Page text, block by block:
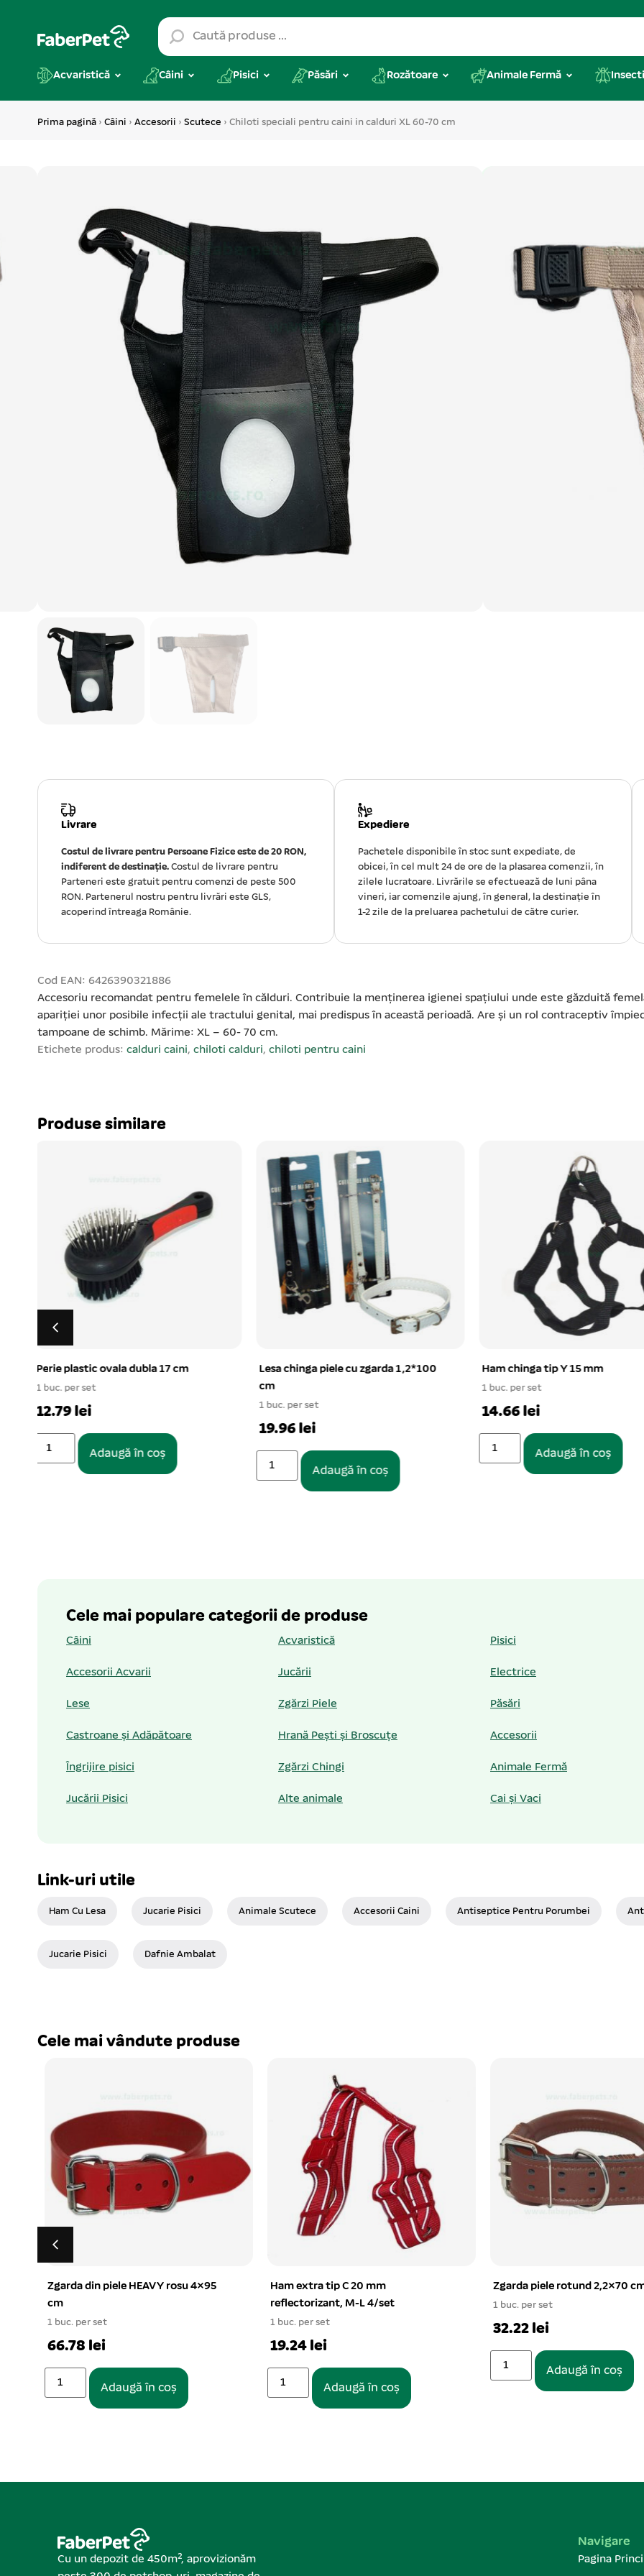
Acvaristică Câini Pisici Păsări Rozătoare Animale Fermă
Prima pagină › Câini › Accesorii › Scutece › Chiloti speciali pentru caini in calduri XL 60-70 cm
70 cm
Accesoriu recomandat pentru
spațiului unde este găzduită
prevenirea apariției unor
,
Livrare
Costul de livrare pentru Persoane Fizice este de 20 RON,
indiferent de destinație. Costul de livrare pentru
Parteneri este gratuit pentru comenzi de peste 500
RON. Partenerul nostru pentru livrări este GLS,
acoperind întreaga Românie.
Expediere
Pachetele disponibile în stoc sunt expediate, de
obicei, în cel mult 24 de ore de la plasarea comenzii, în
zilele lucratoare. Livrările se efectuează de luni pâna
vineri, iar comenzile ajung, în general, la destinație în
1-2 zile de la preluarea pachetului de către curier.
Cod EAN: 6426390321886
Accesoriu recomandat pentru femelele în călduri. Contribuie la menținerea igienei spațiului unde este găzduită
apariției unor posibile infecții ale tractului genital, mai predispus în această perioadă. Are și un rol contraceptiv
tampoane de schimb. Mărime: XL – 60- 70 cm.
Etichete produs: calduri caini, chiloti calduri, chiloti pentru caini
Produse similare
Lesa chinga piele cu zgarda 1,2*100
cm
1 buc. per set
19.96 lei
Adaugă în coș
Ham chinga tip Y 15 mm
1 buc. per set
14.66 lei
Adaugă în coș
Zgarda elastica piele cu
floare 1×30 cm
Pentru parteneri
Cele mai populare categorii de produse
Câini Acvaristică Pisici
Accesorii Acvarii Jucării Electrice
Lese Zgărzi Piele Păsări
Castroane și Adăpătoare Hrană Pești și Broscuțe Accesorii
Îngrijire pisici Zgărzi Chingi Animale Fermă
Jucării Pisici Alte animale Cai și Vaci
Link-uri utile
Ham Cu Lesa Jucarie Pisici Animale Scutece Accesorii Caini Antiseptice Pentru Porumbei
Jucarie Pisici Dafnie Ambalat
Cele mai vândute produse
Ham extra tip C 20 mm
reflectorizant, M-L 4/set
1 buc. per set
19.24 lei
Adaugă în coș
Zgarda piele rotund 2,2×70 cm
1 buc. per set
32.22 lei
Adaugă în coș
Zgarda piele extratare cu
bombate 3,8×70 cm
1 buc. per set
38.31 lei
Cu un depozit de 450m², aprovizionăm
Navigare
Pagina